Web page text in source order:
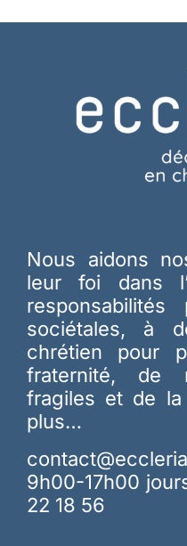
Nous aidons
leur foi dans
responsabilités
sociétales, à
chrétien pour
fraternité, de
fragiles et de la
plus…
9h00-17h00
22 18 56